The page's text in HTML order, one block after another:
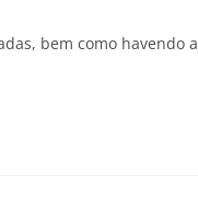
bem como havendo a